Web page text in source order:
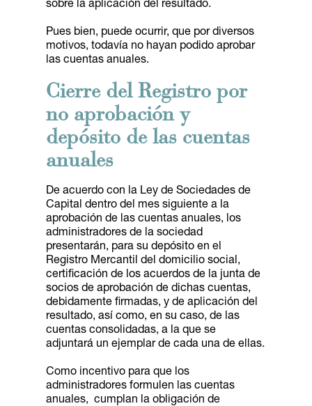
sobre la aplicación del resultado.
Pues bien, puede ocurrir, que por diversos
motivos, todavía no hayan podido aprobar
las cuentas anuales.
Cierre del Registro por
no aprobación y
depósito de las cuentas
anuales
De acuerdo con la Ley de Sociedades de
Capital dentro del mes siguiente a la
aprobación de las cuentas anuales, los
administradores de la sociedad
presentarán, para su depósito en el
Registro Mercantil del domicilio social,
certificación de los acuerdos de la junta de
socios de aprobación de dichas cuentas,
debidamente firmadas, y de aplicación del
resultado, así como, en su caso, de las
cuentas consolidadas, a la que se
adjuntará un ejemplar de cada una de ellas.
Como incentivo para que los
administradores formulen las cuentas
anuales, cumplan la obligación de